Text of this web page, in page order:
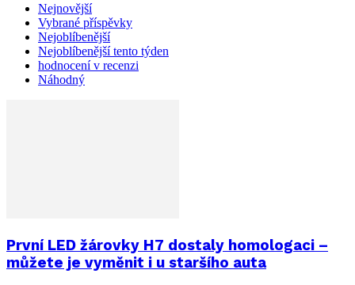
Nejnovější
Vybrané příspěvky
Nejoblíbenější
Nejoblíbenější tento týden
hodnocení v recenzi
Náhodný
První LED žárovky H7 dostaly homologaci –
můžete je vyměnit i u staršího auta